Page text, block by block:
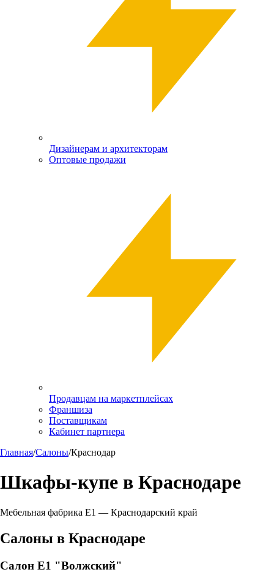
Дизайнерам и архитекторам
Оптовые продажи
Продавцам на маркетплейсах
Франшиза
Поставщикам
Кабинет партнера
Главная/Салоны/Краснодар
Шкафы-купе в Краснодаре
Мебельная фабрика Е1 — Краснодарский край
Салоны в Краснодаре
Салон Е1 "Волжский"